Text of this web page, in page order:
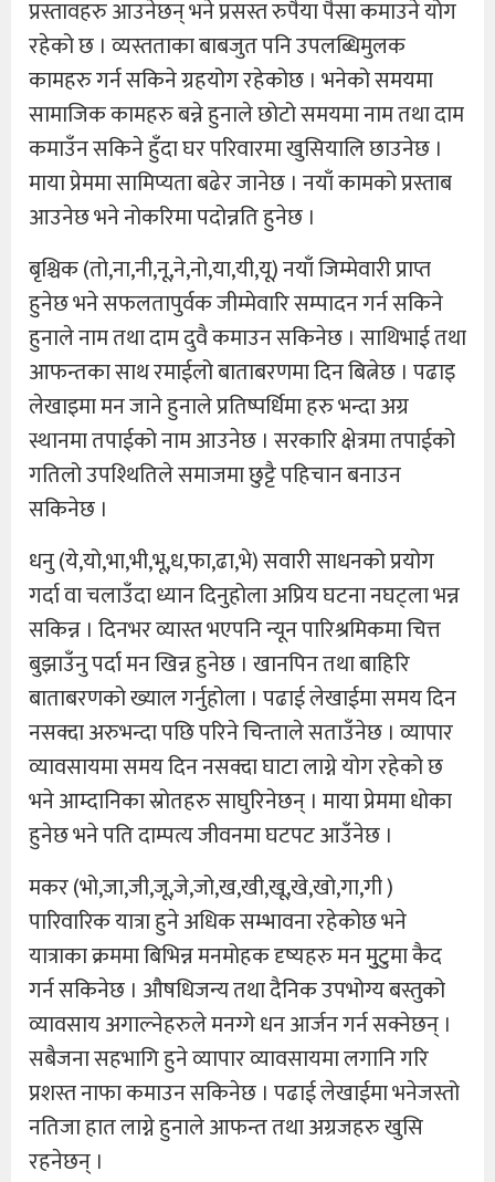
प्रस्तावहरु आउनेछन् भने प्रसस्त रुपैया पैसा कमाउने योग
रहेको छ । व्यस्तताका बाबजुत पनि उपलब्धिमुलक
कामहरु गर्न सकिने ग्रहयोग रहेकोछ । भनेको समयमा
सामाजिक कामहरु बन्ने हुनाले छोटो समयमा नाम तथा दाम
कमाउँन सकिने हुँदा घर परिवारमा खुसियालि छाउनेछ ।
माया प्रेममा सामिप्यता बढेर जानेछ । नयाँ कामको प्रस्ताब
आउनेछ भने नोकरिमा पदोन्नति हुनेछ ।
बृश्चिक (तो,ना,नी,नू,ने,नो,या,यी,यू) नयाँ जिम्मेवारी प्राप्त
हुनेछ भने सफलतापुर्वक जीम्मेवारि सम्पादन गर्न सकिने
हुनाले नाम तथा दाम दुवै कमाउन सकिनेछ । साथिभाई तथा
आफन्तका साथ रमाईलो बाताबरणमा दिन बित्नेछ । पढाइ
लेखाइमा मन जाने हुनाले प्रतिष्पर्धिमा हरु भन्दा अग्र
स्थानमा तपाईको नाम आउनेछ । सरकारि क्षेत्रमा तपाईको
गतिलो उपश्थितिले समाजमा छुट्टै पहिचान बनाउन
सकिनेछ ।
धनु (ये,यो,भा,भी,भू,ध,फा,ढा,भे) सवारी साधनको प्रयोग
गर्दा वा चलाउँदा ध्यान दिनुहोला अप्रिय घटना नघट्ला भन्न
सकिन्न । दिनभर व्यास्त भएपनि न्यून पारिश्रमिकमा चित्त
बुझाउँनु पर्दा मन खिन्न हुनेछ । खानपिन तथा बाहिरि
बाताबरणको ख्याल गर्नुहोला । पढाई लेखाईमा समय दिन
नसक्दा अरुभन्दा पछि परिने चिन्ताले सताउँनेछ । व्यापार
व्यावसायमा समय दिन नसक्दा घाटा लाग्ने योग रहेको छ
भने आम्दानिका स्रोतहरु साघुरिनेछन् । माया प्रेममा धोका
हुनेछ भने पति दाम्पत्य जीवनमा घटपट आउँनेछ ।
मकर (भो,जा,जी,जू,जे,जो,ख,खी,खू,खे,खो,गा,गी )
पारिवारिक यात्रा हुने अधिक सम्भावना रहेकोछ भने
यात्राका क्रममा बिभिन्न मनमोहक दृष्यहरु मन मुुटुमा कैद
गर्न सकिनेछ । औषधिजन्य तथा दैनिक उपभोग्य बस्तुको
व्यावसाय अगाल्नेहरुले मनग्गे धन आर्जन गर्न सक्नेछन् ।
सबैजना सहभागि हुने व्यापार व्यावसायमा लगानि गरि
प्रशस्त नाफा कमाउन सकिनेछ । पढाई लेखाईमा भनेजस्तो
नतिजा हात लाग्ने हुनाले आफन्त तथा अग्रजहरु खुसि
रहनेछन् ।